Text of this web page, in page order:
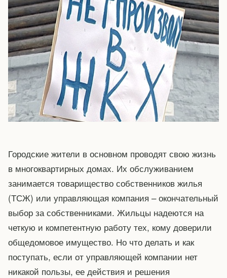
Городские жители в основном проводят свою жизнь
в многоквартирных домах. Их обслуживанием
занимается товарищество собственников жилья
(ТСЖ) или управляющая компания – окончательный
выбор за собственниками. Жильцы надеются на
четкую и компетентную работу тех, кому доверили
общедомовое имущество. Но что делать и как
поступать, если от управляющей компании нет
никакой пользы, ее действия и решения